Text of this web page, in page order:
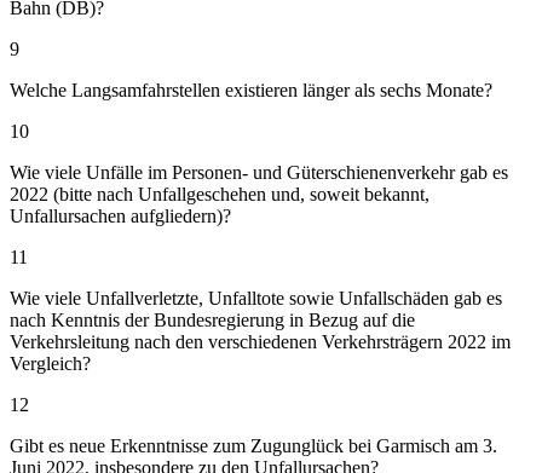
Bahn (DB)?
9
Welche Langsamfahrstellen existieren länger als sechs Monate?
10
Wie viele Unfälle im Personen- und Güterschienenverkehr gab es
2022 (bitte nach Unfallgeschehen und, soweit bekannt,
Unfallursachen aufgliedern)?
11
Wie viele Unfallverletzte, Unfalltote sowie Unfallschäden gab es
nach Kenntnis der Bundesregierung in Bezug auf die
Verkehrsleitung nach den verschiedenen Verkehrsträgern 2022 im
Vergleich?
12
Gibt es neue Erkenntnisse zum Zugunglück bei Garmisch am 3.
Juni 2022, insbesondere zu den Unfallursachen?